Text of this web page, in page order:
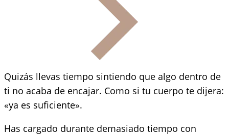
Quizás llevas tiempo sintiendo que algo dentro de
ti no acaba de encajar. Como si tu cuerpo te dijera:
«ya es suficiente».
Has cargado durante demasiado tiempo con